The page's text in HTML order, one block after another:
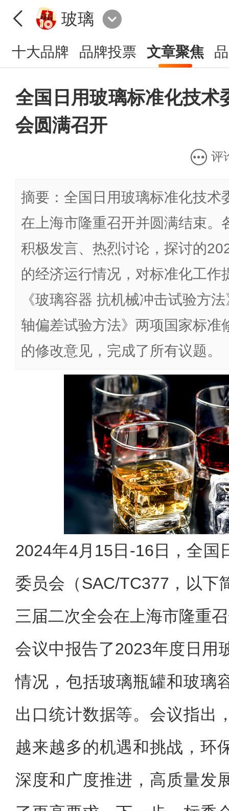
玻璃
十大品牌 品牌投票 文章聚焦
全国日用玻璃标准化技术
会圆满召开
评
摘要：全国日用玻璃标准化技术
在上海市隆重召开并圆满结束。
积极发言、热烈讨论，探讨的
的经济运行情况，对标准化工作
《玻璃容器 抗机械冲击试验方
轴偏差试验方法》两项国家标准
的修改意见，完成了所有议题。
2024年4月15日-16日，全国
委员会（SAC/TC377，以下
三届二次全会在上海市隆重
会议中报告了2023年度日用
情况，包括玻璃瓶罐和玻璃
出口统计数据等。会议指出
越来越多的机遇和挑战，环
深度和广度推进，高质量发